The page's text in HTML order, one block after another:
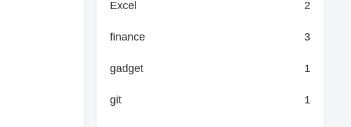
Excel 2
finance 3
gadget 1
git 1